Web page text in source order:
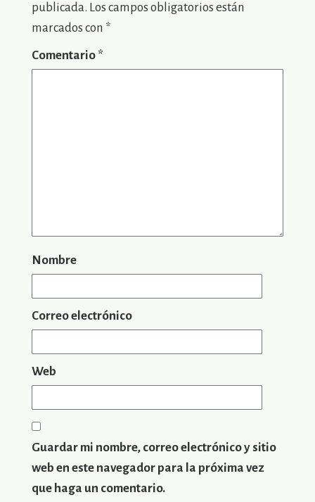
publicada. Los campos obligatorios están
marcados con *
Comentario *
Nombre
Correo electrónico
Web
Guardar mi nombre, correo electrónico y sitio
web en este navegador para la próxima vez
que haga un comentario.